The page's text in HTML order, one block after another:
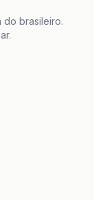
do brasileiro.